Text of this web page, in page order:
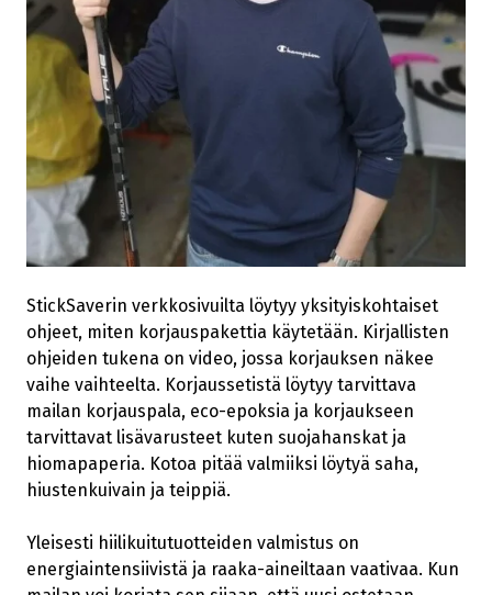
StickSaverin verkkosivuilta löytyy yksityiskohtaiset
ohjeet, miten korjauspakettia käytetään. Kirjallisten
ohjeiden tukena on video, jossa korjauksen näkee
vaihe vaihteelta. Korjaussetistä löytyy tarvittava
mailan korjauspala, eco-epoksia ja korjaukseen
tarvittavat lisävarusteet kuten suojahanskat ja
hiomapaperia. Kotoa pitää valmiiksi löytyä saha,
hiustenkuivain ja teippiä.
Yleisesti hiilikuitutuotteiden valmistus on
energiaintensiivistä ja raaka-aineiltaan vaativaa. Kun